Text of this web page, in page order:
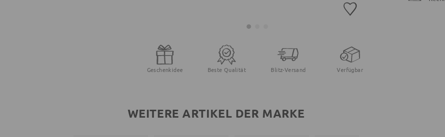
Geschenkidee Beste Qualität Blitz-Versand Verfügbar
WEITERE ARTIKEL DER MARKE